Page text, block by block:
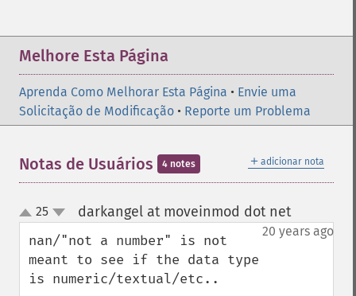
Melhore Esta Página
Aprenda Como Melhorar Esta Página • Envie uma
Solicitação de Modificação • Reporte um Problema
＋ adicionar nota
Notas de Usuários 4 notes
up
down
25 darkangel at moveinmod dot net¶
20 years ago
nan/"not a number" is not
meant to see if the data type
is numeric/textual/etc..